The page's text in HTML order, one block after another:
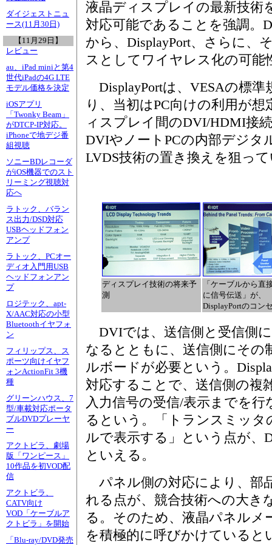
ダイジェストニュ
ース(11月30日)
【11月29日】
レビュー
au、iPad miniと第4
世代iPadの4G LTE
モデル価格を決定
iOSアプリ
「Twonky Beam」
がDTCP-IP対応。
iPhoneで地デジ番
組視聴
ソニーBDレコーダ
がiOS機器でのスト
リーミング視聴対
応へ
ラトック、バラン
ス出力/DSD対応
USBヘッドフォン
アンプ
ラトック、PCオー
ディオ入門用USB
ヘッドフォンアン
プ
ロジテック、apt-
X/AAC対応の小型
Bluetoothイヤフォ
ン
フィリップス、ス
ポーツ向けイヤフ
ォンActionFit 3機
種
グリーンハウス、7
型/車載対応ポータ
ブルDVDプレーヤ
ー
アクトビラ、劇場
版「ワンピース」
10作品を初VOD配
信
アクトビラ、
CATV向け
VOD「ケーブルア
クトビラ」を開始
「Blu-ray/DVD発売
液晶ディスプレイの最新技術
対応可能であることを強調。
から、DisplayPort、さらに、
スとしてワイヤレス化の可能
DisplayPortは、VESAの標
り、当初はPC向けの利用が
ィスプレイ間のDVI/HDMI接
DVIやノートPCの内部デジタ
LVDS技術の置き換えを狙っ
ディスプレイ技術の将来予
測
「ケーブルから直
に信号伝送」が、
DisplayPortのコン
DVIでは、送信側と受信側
なるとともに、送信側にその
ルボードが必要という。
対応することで、送信側の複
入力信号の受信/表示までを
るという。「トランスミッ
ルで表示する」という点が、
といえる。
パネル側の対応により、部
れる点が、競合技術への大き
る。そのため、液晶パネルメ
を積極的に呼びかけていると